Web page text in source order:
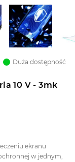
Duża dostępność
10 V - 3mk
ekranu
w jednym,